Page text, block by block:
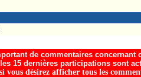
de commentaires concernant
15 dernières participations sont
vous désirez afficher tous les